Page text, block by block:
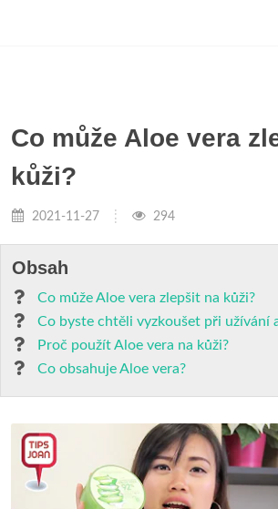
Co může Aloe vera
kůži?
2021-11-27 294
Obsah
Co může Aloe vera zlepšit na kůži?
Co byste chtěli vyzkoušet při užívání
Proč použít Aloe vera na kůži?
Co obsahuje Aloe vera?